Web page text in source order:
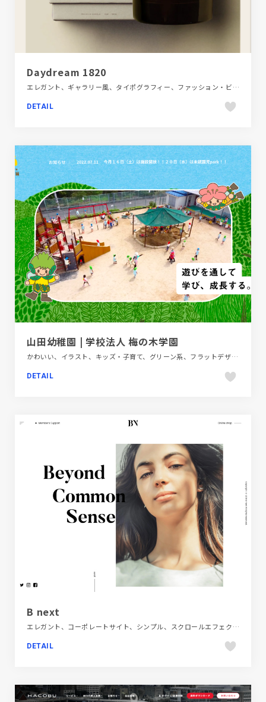
Daydream 1820
エレガント、ギャラリー風、タイポグラフィー、ファッション・ビューティー、ブランド・サービスサイト、ベージュ・ゴールド系
DETAIL
山田幼稚園 | 学校法人 梅の木学園
かわいい、イラスト、キッズ・子育て、グリーン系、フラットデザイン、ポップ、モーション多め、教育・学校、施設・店舗サイト
DETAIL
B next
エレガント、コーポレートサイト、シンプル、スクロールエフェクト、スタイリッシュ、タイポグラフィー、ファッション・ビューティー、フラットデザイン、ブランド・サービスサイト、ホワイト系、モーション多め、商品紹介
DETAIL